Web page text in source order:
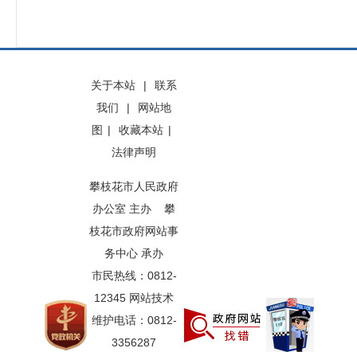
关于本站 |
联系
我们
|
网站地
图 | 收藏本站 |
法律声明
攀枝花市人民政府
办公室 主办 攀
枝花市政府网站事
务中心 承办
市民热线：0812-
12345 网站技术
维护电话：0812-
3356287